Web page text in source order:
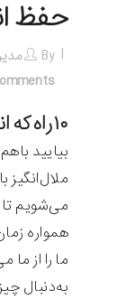
حفظ
By
۱۰ راه که انرژی مثبت تان را حفظ کنید
بیایید
می‌شویم
همواره
ما را از
به‌دنبال